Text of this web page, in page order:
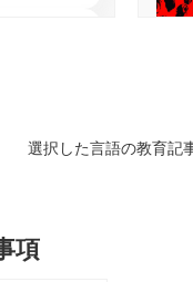
選択した言語の教育記
項